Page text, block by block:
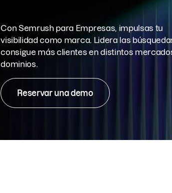
Con Semrush para Empresas, impulsas tu
visibilidad como marca. Lidera las
consigue más clientes en distintos
dominios.
Reservar una demo